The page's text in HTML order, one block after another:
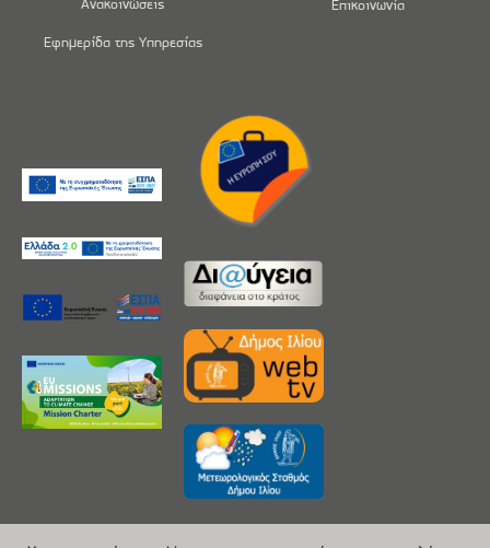
Ανακοινώσεις
Εφημερίδα της Υπηρεσίας
Επικοινωνία